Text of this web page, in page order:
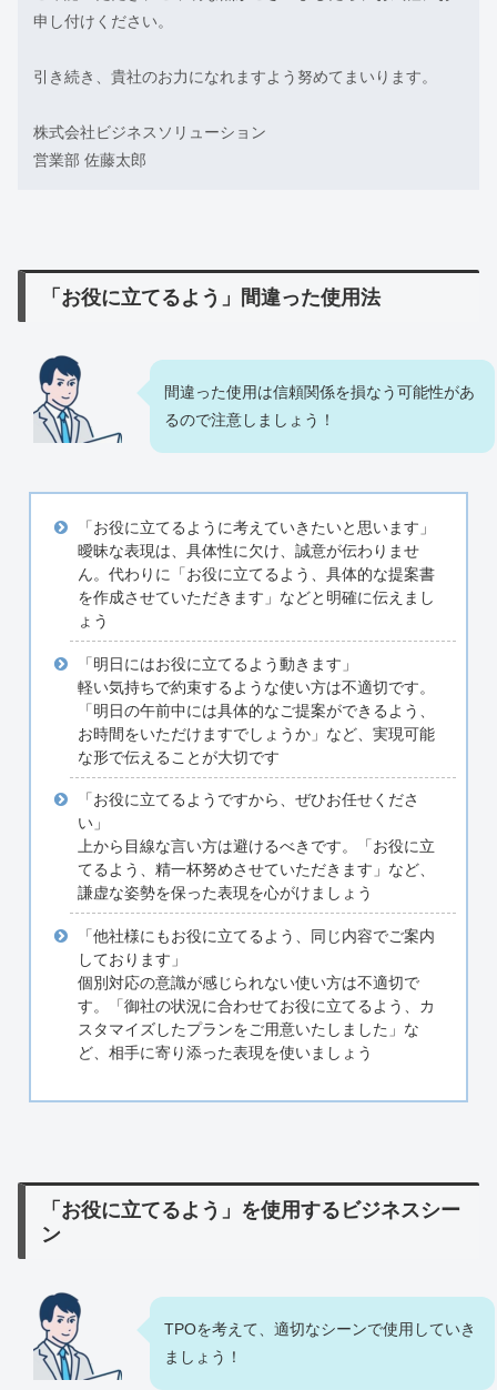
申し付けください。
引き続き、貴社のお力になれますよう努めてまいります。
株式会社ビジネスソリューション
営業部 佐藤太郎
「お役に立てるよう」間違った使用法
間違った使用は信頼関係を損なう可能性があ
るので注意しましょう！
「お役に立てるように考えていきたいと思います」
曖昧な表現は、具体性に欠け、誠意が伝わりませ
ん。代わりに「お役に立てるよう、具体的な提案書
を作成させていただきます」などと明確に伝えまし
ょう
「明日にはお役に立てるよう動きます」
軽い気持ちで約束するような使い方は不適切です。
「明日の午前中には具体的なご提案ができるよう、
お時間をいただけますでしょうか」など、実現可能
な形で伝えることが大切です
「お役に立てるようですから、ぜひお任せくださ
い」
上から目線な言い方は避けるべきです。「お役に立
てるよう、精一杯努めさせていただきます」など、
謙虚な姿勢を保った表現を心がけましょう
「他社様にもお役に立てるよう、同じ内容でご案内
しております」
個別対応の意識が感じられない使い方は不適切で
す。「御社の状況に合わせてお役に立てるよう、カ
スタマイズしたプランをご用意いたしました」な
ど、相手に寄り添った表現を使いましょう
「お役に立てるよう」を使用するビジネスシー
ン
TPOを考えて、適切なシーンで使用していき
ましょう！